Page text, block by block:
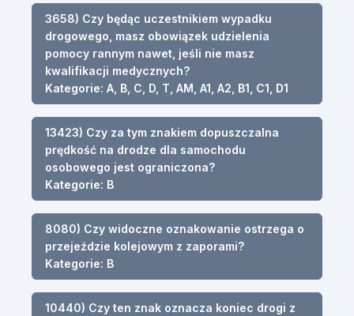
3658) Czy będąc uczestnikiem wypadku
drogowego, masz obowiązek udzielenia
pomocy rannym nawet, jeśli nie masz
kwalifikacji medycznych?
Kategorie: A, B, C, D, T, AM, A1, A2, B1, C1, D1
13423) Czy za tym znakiem dopuszczalna
prędkość na drodze dla samochodu
osobowego jest ograniczona?
Kategorie: B
8080) Czy widoczne oznakowanie ostrzega o
przejeździe kolejowym z zaporami?
Kategorie: B
10440) Czy ten znak oznacza koniec drogi z